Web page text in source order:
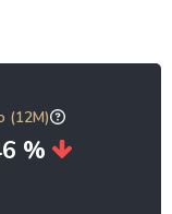
(12M)
%